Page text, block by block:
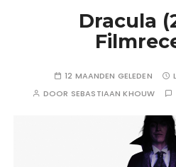
Dracula
12 MAANDEN GELEDEN
DOOR SEBASTIAAN KHOUW